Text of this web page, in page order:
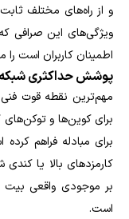
و از راه‌های مختلف
ویژگی‌های این صرافی
اطمینان کاربران است
پوشش حداکثری
برای کوین‌ها و
برای مبادله فراهم
کارمزدهای بالا یا
است.